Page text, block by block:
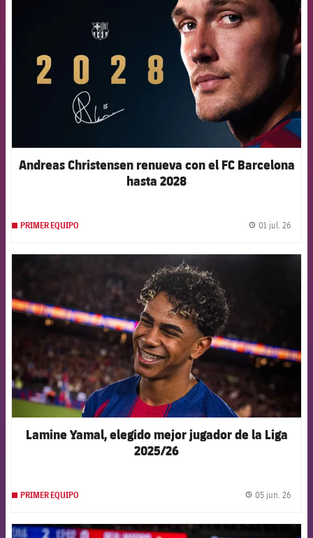
Andreas Christensen renueva con el FC Barcelona
hasta 2028
PRIMER EQUIPO 01 jul. 26
FCB Barcelona badge
Lamine Yamal, elegido mejor jugador de la Liga
2025/26
PRIMER EQUIPO 05 jun. 26
FCB Barcelona badge